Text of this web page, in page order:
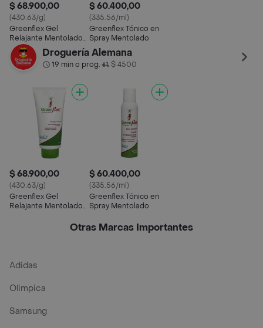
$ 68.900,00
(430.63/g)
Greenflex Gel
Relajante Mentolado
con Cánnabis Sativa y
Árnica
$ 60.400,00
(335.56/ml)
Greenflex Tónico en
Spray Mentolado
Droguería Alemana
19 min o prog.• $ 4500
$ 68.900,00
(430.63/g)
Greenflex Gel
Relajante Mentolado
$ 60.400,00
(335.56/ml)
Greenflex Tónico en
Spray Mentolado
Otras Marcas Importantes
Adidas
Olimpica
Samsung